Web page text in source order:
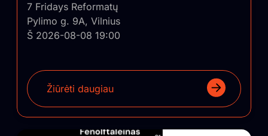
7 Fridays Reformatų
Pylimo g. 9A, Vilnius
Š 2026-08-08 19:00
Žiūrėti daugiau